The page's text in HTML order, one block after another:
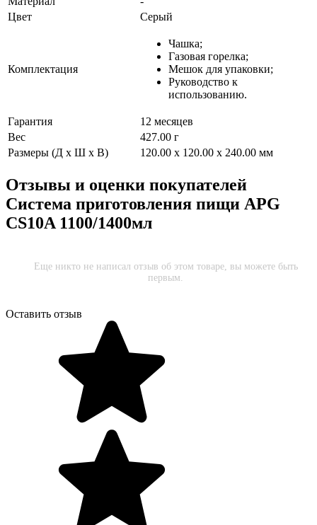
Цвет
Серый
Комплектация
Чашка;
Газовая горелка;
Мешок для упаковки;
Руководство к
использованию.
Гарантия
12 месяцев
Вес
427.00 г
Размеры (Д х Ш х В)
120.00 x 120.00 x 240.00 мм
Отзывы и оценки покупателей
Система приготовления пищи APG
CS10A 1100/1400мл
Еще никто не написал отзыв об этом товаре, вы можете быть
первым.
Оставить отзыв